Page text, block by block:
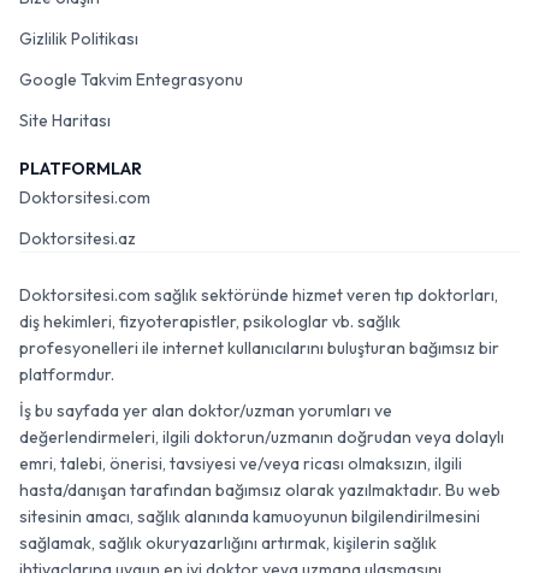
Gizlilik Politikası
Google Takvim Entegrasyonu
Site Haritası
PLATFORMLAR
Doktorsitesi.com
Doktorsitesi.az
Doktorsitesi.com sağlık sektöründe hizmet veren tıp doktorları,
diş hekimleri, fizyoterapistler, psikologlar vb. sağlık
profesyonelleri ile internet kullanıcılarını buluşturan bağımsız bir
platformdur.
İş bu sayfada yer alan doktor/uzman yorumları ve
değerlendirmeleri, ilgili doktorun/uzmanın doğrudan veya dolaylı
emri, talebi, önerisi, tavsiyesi ve/veya ricası olmaksızın, ilgili
hasta/danışan tarafından bağımsız olarak yazılmaktadır. Bu web
sitesinin amacı, sağlık alanında kamuoyunun bilgilendirilmesini
sağlamak, sağlık okuryazarlığını artırmak, kişilerin sağlık